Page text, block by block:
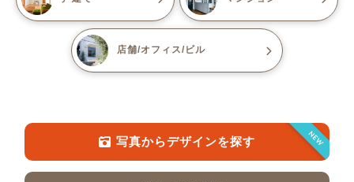
店舗/オフィス/ビル
NEW
写真からデザインを探す